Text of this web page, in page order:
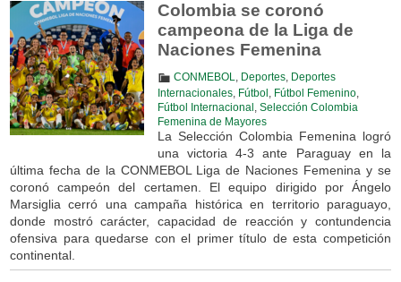
Colombia se coronó
campeona de la Liga de
Naciones Femenina
CONMEBOL Deportes,
Deportes
Internacionales, Fútbol Fútbol Femenino,
Fútbol Internacional
Selección Colombia
Femenina de Mayores
La Selección Colombia Femenina logró
una victoria 4-3 ante Paraguay en la
última fecha de la CONMEBOL Liga de Naciones Femenina y se
coronó campeón del certamen. El equipo dirigido por Ángelo
Marsiglia cerró una campaña histórica en territorio paraguayo,
donde mostró carácter, capacidad de reacción y contundencia
ofensiva para quedarse con el primer título de esta competición
continental.